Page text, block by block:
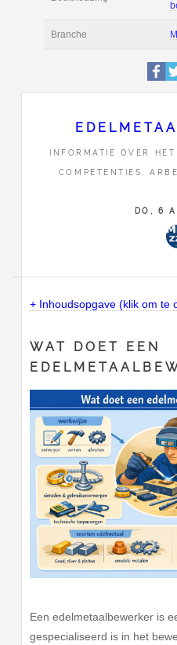
Boekhouding
INFORMATIE OVER
COMPETENTIES,
DO, 6
+ Inhoudsopgave (klik om te
WAT DOET EEN
Een edelmetaalbewerker is
gespecialiseerd is in het